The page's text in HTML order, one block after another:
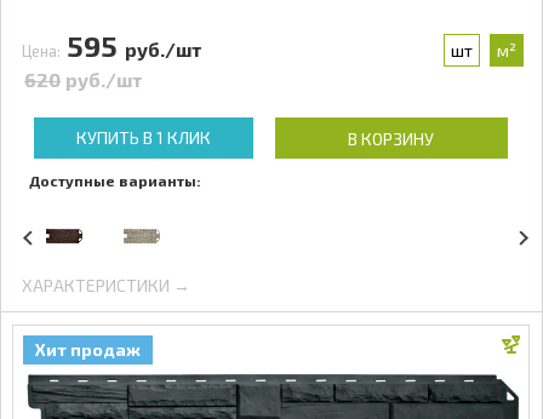
Цена: 595 руб./шт шт м²
620 руб./шт
КУПИТЬ В 1 КЛИК В КОРЗИНУ
Доступные варианты:
ХАРАКТЕРИСТИКИ →
Хит продаж